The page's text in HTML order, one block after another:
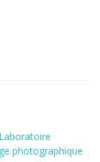
photographique